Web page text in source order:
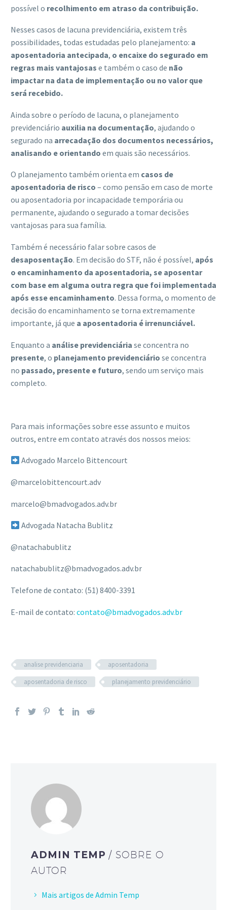
possível o recolhimento em atraso da contribuição.
Nesses casos de lacuna previdenciária, existem três
possibilidades, todas estudadas pelo planejamento: a
aposentadoria antecipada, o encaixe do segurado em
regras mais vantajosas e também o caso de não
impactar na data de implementação ou no valor que
será recebido.
Ainda sobre o período de lacuna, o planejamento
previdenciário auxilia na documentação, ajudando o
segurado na arrecadação dos documentos necessários,
analisando e orientando em quais são necessários.
O planejamento também orienta em casos de
aposentadoria de risco – como pensão em caso de morte
ou aposentadoria por incapacidade temporária ou
permanente, ajudando o segurado a tomar decisões
vantajosas para sua família.
Também é necessário falar sobre casos de
desaposentação. Em decisão do STF, não é possível, após
o encaminhamento da aposentadoria, se aposentar
com base em alguma outra regra que foi implementada
após esse encaminhamento. Dessa forma, o momento de
decisão do encaminhamento se torna extremamente
importante, já que a aposentadoria é irrenunciável.
Enquanto a análise previdenciária se concentra no
presente, o planejamento previdenciário se concentra
no passado, presente e futuro, sendo um serviço mais
completo.
Para mais informações sobre esse assunto e muitos
outros, entre em contato através dos nossos meios:
Advogado Marcelo Bittencourt
@marcelobittencourt.adv
marcelo@bmadvogados.adv.br
Advogada Natacha Bublitz
@natachabublitz
natachabublitz@bmadvogados.adv.br
Telefone de contato: (51) 8400-3391
E-mail de contato: contato@bmadvogados.adv.br
analise previdenciaria
aposentadoria
aposentadoria de risco
planejamento previdenciário
ADMIN TEMP/ SOBRE O
AUTOR
Mais artigos de Admin Temp